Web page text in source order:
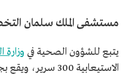
مستشفى الملك سلمان
يتبع للشؤون الصحية في
الاستيعابية 300